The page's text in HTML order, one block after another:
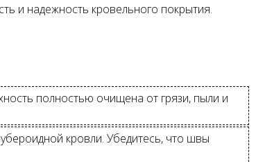
и надежность кровельного покрытия.
полностью очищена от грязи, пыли и
кровли. Убедитесь, что швы